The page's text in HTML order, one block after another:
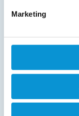
Marketing